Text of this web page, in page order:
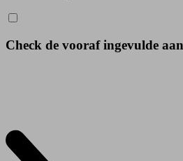
Check de vooraf ingevulde